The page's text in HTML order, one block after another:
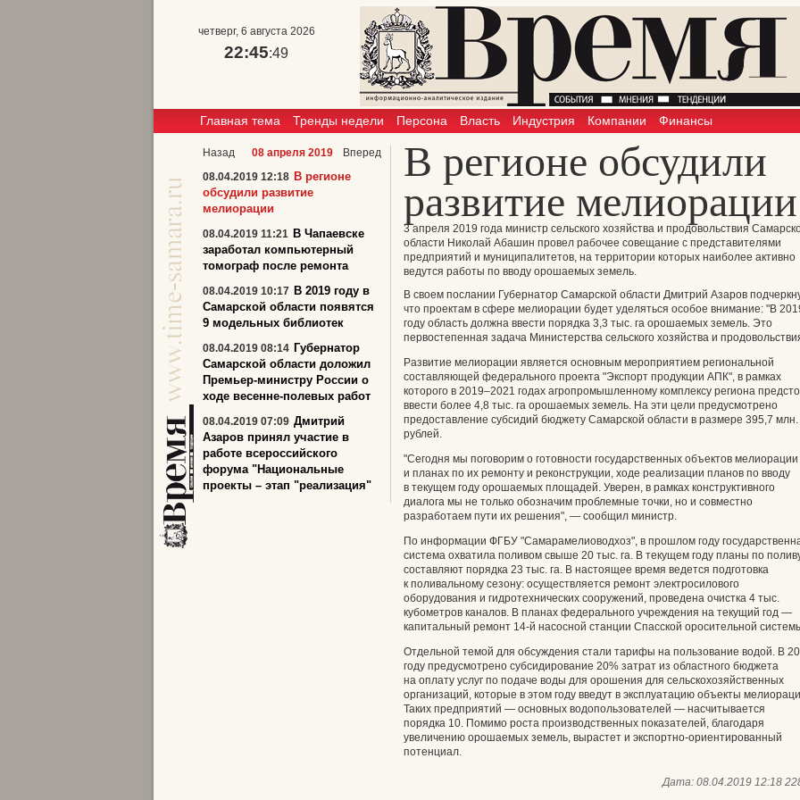
четверг, 6 августа 2026
22:45:49
Главная тема Тренды недели Персона Власть Индустрия Компании Финансы
В регионе обсудили
развитие мелиорации
3 апреля 2019 года министр сельского хозяйства и продовольствия
области Николай Абашин провел рабочее совещание с представителями
предприятий и муниципалитетов, на территории которых наиболее активно
ведутся работы по вводу орошаемых земель.
В своем послании Губернатор Самарской области Дмитрий Азаров
что проектам в сфере мелиорации будет уделяться особое внимание: "В
году область должна ввести порядка 3,3 тыс. га орошаемых земель. Это
первостепенная задача Министерства сельского хозяйства и
Развитие мелиорации является основным мероприятием региональной
составляющей федерального проекта "Экспорт продукции АПК", в рамках
которого в 2019–2021 годах агропромышленному комплексу региона
ввести более 4,8 тыс. га орошаемых земель. На эти цели предусмотрено
предоставление субсидий бюджету Самарской области в размере 395,7 млн.
рублей.
"Сегодня мы поговорим о готовности государственных объектов мелиорации
и планах по их ремонту и реконструкции, ходе реализации планов по вводу
в текущем году орошаемых площадей. Уверен, в рамках конструктивного
диалога мы не только обозначим проблемные точки, но и совместно
разработаем пути их решения", — сообщил министр.
По информации ФГБУ "Самарамелиоводхоз", в прошлом году
система охватила поливом свыше 20 тыс. га. В текущем году планы по
составляют порядка 23 тыс. га. В настоящее время ведется подготовка
к поливальному сезону: осуществляется ремонт электросилового
оборудования и гидротехнических сооружений, проведена очистка 4 тыс.
кубометров каналов. В планах федерального учреждения на текущий год —
капитальный ремонт 14-й насосной станции Спасской оросительной
Отдельной темой для обсуждения стали тарифы на пользование водой. В
году предусмотрено субсидирование 20% затрат из областного бюджета
на оплату услуг по подаче воды для орошения для сельскохозяйственных
организаций, которые в этом году введут в эксплуатацию объекты
Таких предприятий — основных водопользователей — насчитывается
порядка 10. Помимо роста производственных показателей, благодаря
увеличению орошаемых земель, вырастет и экспортно-ориентированный
потенциал.
Дата: 08.04.2019 12:18
Назад 08 апреля 2019
Вперед
08.04.2019 12:18 В регионе
обсудили развитие
мелиорации
08.04.2019 11:21 В Чапаевске
заработал компьютерный
томограф после ремонта
08.04.2019 10:17 В 2019 году в
Самарской области появятся
9 модельных библиотек
08.04.2019 08:14 Губернатор
Самарской области доложил
Премьер-министру России о
ходе весенне-полевых работ
08.04.2019 07:09 Дмитрий
Азаров принял участие в
работе всероссийского
форума "Национальные
проекты – этап "реализация"